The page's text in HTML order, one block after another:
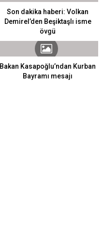
Son dakika haberi: Volkan
Demirel’den Beşiktaşlı isme
övgü
Bakan Kasapoğlu’ndan Kurban
Bayramı mesajı